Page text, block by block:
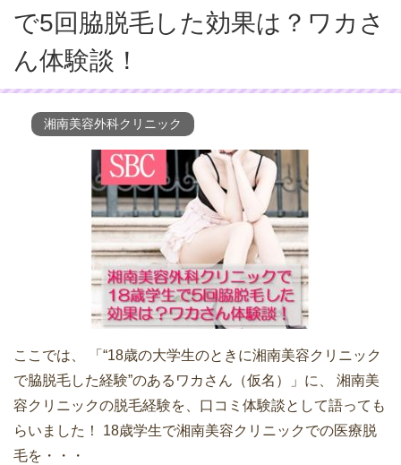
で5回脇脱毛した効果は？ワカさ
ん体験談！
湘南美容外科クリニック
ここでは、 「“18歳の大学生のときに湘南美容クリニック
で脇脱毛した経験”のあるワカさん（仮名）」に、 湘南美
容クリニックの脱毛経験を、口コミ体験談として語っても
らいました！ 18歳学生で湘南美容クリニックでの医療脱
毛を・・・